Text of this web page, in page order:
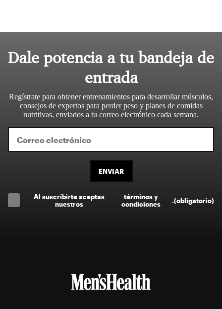
Dale potencia a tu bandeja de
entrada
Regístrate para obtener entrenamientos para desarrollar músculos,
consejos de expertos para perder peso y planes de comidas
nutritivas, enviados a tu correo electrónico cada semana.
ENVIAR
Al suscríbirte aceptas
nuestros
términos y
condiciones
(obligatorio)